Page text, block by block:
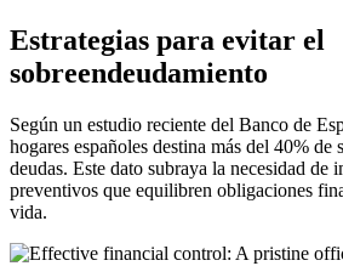
Estrategias para evitar el
sobreendeudamiento
Según un estudio reciente del Banco de
hogares españoles destina más del 40% de
deudas. Este dato subraya la necesidad de
preventivos que equilibren obligaciones
vida.